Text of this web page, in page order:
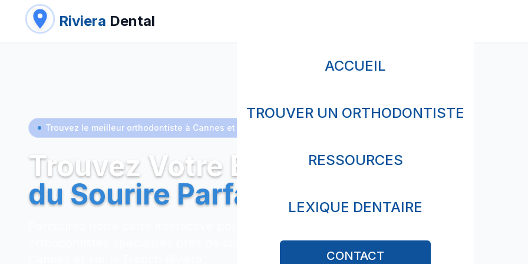
Riviera Dental
ACCUEIL
TROUVER UN ORTHODONTISTE
RESSOURCES
LEXIQUE DENTAIRE
CONTACT
Trouvez le meilleur orthodontiste à Cannes et sur la French Riviera
Trouvez Votre Expert
du Sourire Parfait
orthodontistes spécialisés près de chez vous à